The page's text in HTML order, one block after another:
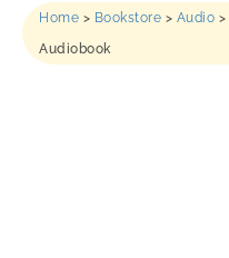
Home > Bookstore > Audio >
Audiobook